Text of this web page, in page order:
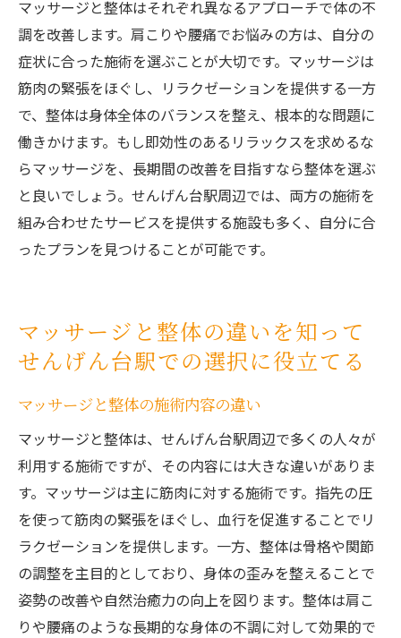
マッサージと整体はそれぞれ異なるアプローチで体の不
調を改善します。肩こりや腰痛でお悩みの方は、自分の
症状に合った施術を選ぶことが大切です。マッサージは
筋肉の緊張をほぐし、リラクゼーションを提供する一方
で、整体は身体全体のバランスを整え、根本的な問題に
働きかけます。もし即効性のあるリラックスを求めるな
らマッサージを、長期間の改善を目指すなら整体を選ぶ
と良いでしょう。せんげん台駅周辺では、両方の施術を
組み合わせたサービスを提供する施設も多く、自分に合
ったプランを見つけることが可能です。
マッサージと整体の違いを知って
せんげん台駅での選択に役立てる
マッサージと整体の施術内容の違い
マッサージと整体は、せんげん台駅周辺で多くの人々が
利用する施術ですが、その内容には大きな違いがありま
す。マッサージは主に筋肉に対する施術です。指先の圧
を使って筋肉の緊張をほぐし、血行を促進することでリ
ラクゼーションを提供します。一方、整体は骨格や関節
の調整を主目的としており、身体の歪みを整えることで
姿勢の改善や自然治癒力の向上を図ります。整体は肩こ
りや腰痛のような長期的な身体の不調に対して効果的で